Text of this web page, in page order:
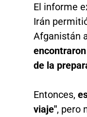
El informe
Irán
Afganistán
de la
Entonces,
viaje", pero